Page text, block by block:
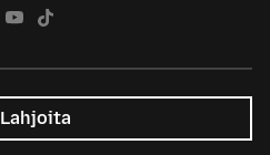
Lahjoita